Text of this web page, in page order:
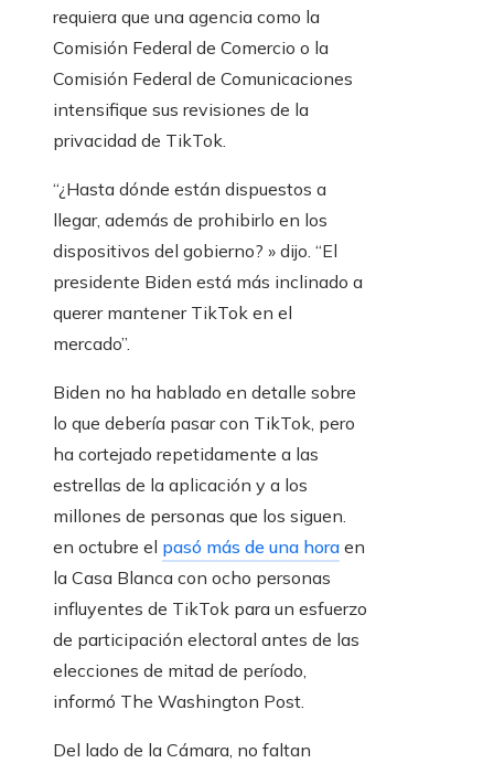
requiera que una agencia como la
Comisión Federal de Comercio o la
Comisión Federal de Comunicaciones
intensifique sus revisiones de la
privacidad de TikTok.
“¿Hasta dónde están dispuestos a
llegar, además de prohibirlo en los
dispositivos del gobierno? » dijo. “El
presidente Biden está más inclinado a
querer mantener TikTok en el
mercado”.
Biden no ha hablado en detalle sobre
lo que debería pasar con TikTok, pero
ha cortejado repetidamente a las
estrellas de la aplicación y a los
millones de personas que los siguen.
en octubre el pasó más de una hora en
la Casa Blanca con ocho personas
influyentes de TikTok para un esfuerzo
de participación electoral antes de las
elecciones de mitad de período,
informó The Washington Post.
Del lado de la Cámara, no faltan